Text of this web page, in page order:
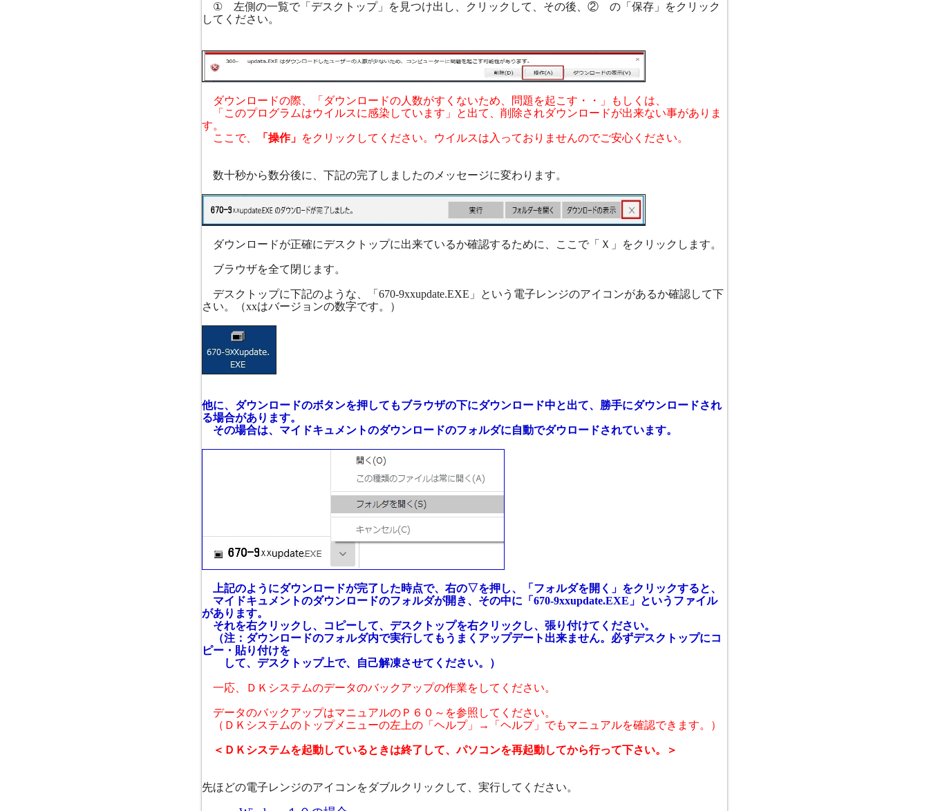
① 左側の一覧で「デスクトップ」を見つけ出し、クリックして、その後、② の「保存」をクリック
してください。
ダウンロードの際、「ダウンロードの人数がすくないため、問題を起こす・・」もしくは、
「このプログラムはウイルスに感染しています」と出て、削除されダウンロードが出来ない事がありま
す。
ここで、
「操作」 をクリックしてください。ウイルスは入っておりませんのでご安心ください。
数十秒から数分後に、下記の完了しましたのメッセージに変わります。
ダウンロードが正確にデスクトップに出来ているか確認するために、ここで「Ｘ」をクリックします。
ブラウザを全て閉じます。
デスクトップに下記のような、「670-9xxupdate.EXE」という電子レンジのアイコンがあるか確認して下
さい。（xxはバージョンの数字です。）
他に、ダウンロードのボタンを押してもブラウザの下にダウンロード中と出て、勝手にダウンロードされ
る場合があります。
その場合は、マイドキュメントのダウンロードのフォルダに自動でダウロードされています。
上記のようにダウンロードが完了した時点で、右の▽を押し、「フォルダを開く」をクリックすると、
マイドキュメントのダウンロードのフォルダが開き、その中に「670-9xxupdate.EXE」というファイル
があります。
それを右クリックし、コピーして、デスクトップを右クリックし、張り付けてください。
（注：ダウンロードのフォルダ内で実行してもうまくアップデート出来ません。必ずデスクトップにコ
ピー・貼り付けを
して、デスクトップ上で、自己解凍させてください。）
一応、ＤＫシステムのデータのバックアップの作業をしてください。
データのバックアップはマニュアルのＰ６０～を参照してください。
（ＤＫシステムのトップメニューの左上の「ヘルプ」→「ヘルプ」でもマニュアルを確認できます。）
＜ＤＫシステムを起動しているときは終了して、パソコンを再起動してから行って下さい。＞
先ほどの電子レンジのアイコンをダブルクリックして、実行してください。